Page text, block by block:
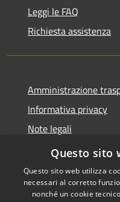
Leggi le FAQ
Richiesta assistenza
Amministrazione
Informativa privacy
Note legali
Dichiarazione di
Questo sito
Questo sito web utilizza
necessari al corretto
nonché un cookie